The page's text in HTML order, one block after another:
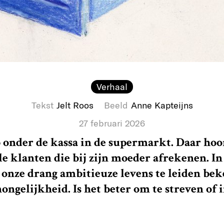
Verhaal
Tekst Jelt Roos Beeld Anne Kapteijns
27 februari 2026
de kassa in de supermarkt. Daar
klanten die bij zijn moeder afrekenen.
drang ambitieuze levens te leiden
Is het beter om te streven of